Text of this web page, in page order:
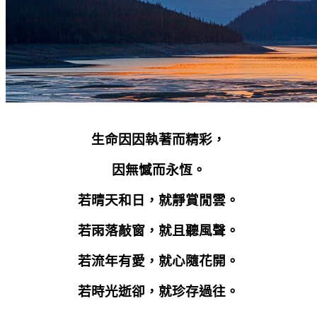
生命因因執著而精彩，
因無憾而永恆。
若晴天和日，就靜賞閒雲。
若雨落敲窗，就且聽風聲。
若流年有愛，就心隨花開。
若時光逝卻，就珍存過往。